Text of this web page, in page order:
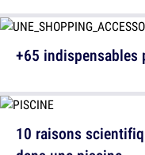
10 raisons
+65 indispensables